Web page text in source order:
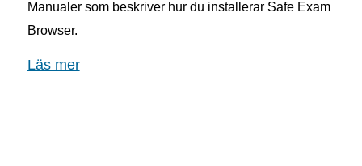
Manualer som beskriver hur du installerar Safe Exam
Browser.
Läs mer